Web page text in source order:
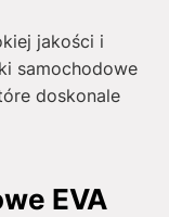
jakości i
samochodowe
doskonale
EVA